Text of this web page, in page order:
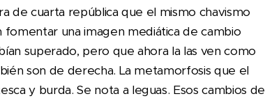
de cuarta república que el mismo chavismo
una imagen mediática de cambio
superado, pero que ahora la las ven como
son de derecha. La metamorfosis que el
y burda. Se nota a leguas. Esos cambios de